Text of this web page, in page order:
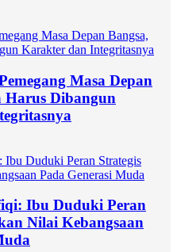
Masa Depan
Harus Dibangun
Ibu Duduki Peran
Nilai Kebangsaan